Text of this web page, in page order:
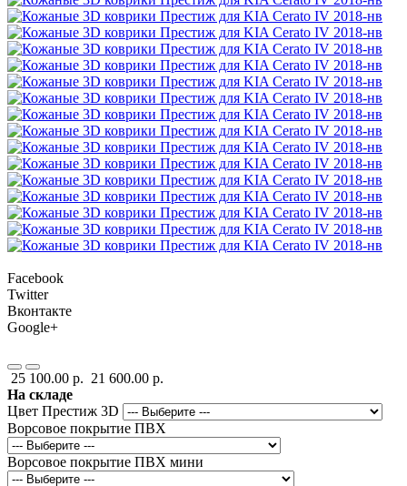
Facebook
Twitter
Вконтакте
Google+
25 100.00 р. 21 600.00 р.
На складе
Цвет Престиж 3D
Ворсовое покрытие ПВХ
Ворсовое покрытие ПВХ мини